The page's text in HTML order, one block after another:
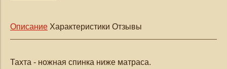
Описание Характеристики Отзывы
Тахта - ножная спинка ниже матраса.